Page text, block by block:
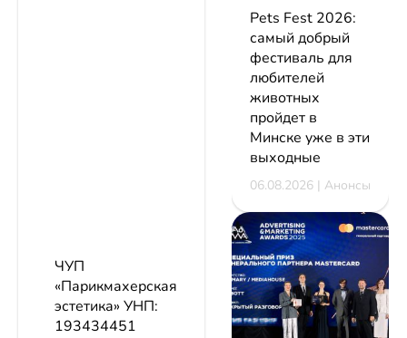
ЧУП
«Парикмахерская
эстетика» УНП:
193434451
Pets Fest 2026:
самый добрый
фестиваль для
любителей
животных
пройдет в
Минске уже в эти
выходные
06.08.2026 | Анонсы